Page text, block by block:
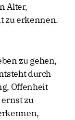
Alter,
zu erkennen.
zu gehen,
durch
Offenheit
zu